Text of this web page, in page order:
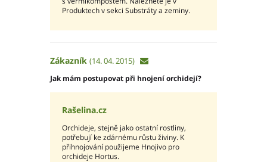
Produktech v sekci Substráty a zeminy.
Zákazník (14. 04. 2015)
Jak mám postupovat při hnojení orchidejí?
Rašelina.cz
Orchideje, stejně jako ostatní rostliny,
potřebují ke zdárnému růstu živiny. K
přihnojování použijeme Hnojivo pro
orchideje Hortus.